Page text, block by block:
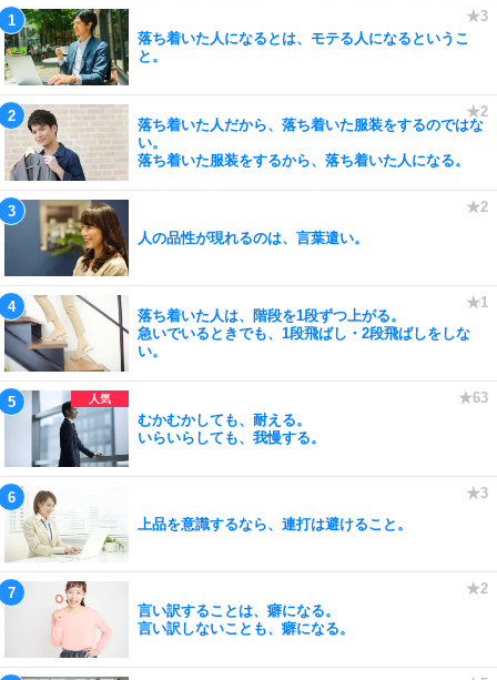
落ち着いた人になるとは、モテる人になるというこ
と。
落ち着いた人だから、落ち着いた服装をするのではな
い。
落ち着いた服装をするから、落ち着いた人になる。
人の品性が現れるのは、言葉遣い。
落ち着いた人は、階段を1段ずつ上がる。
急いでいるときでも、1段飛ばし・2段飛ばしをしな
い。
むかむかしても、耐える。
いらいらしても、我慢する。
上品を意識するなら、連打は避けること。
言い訳することは、癖になる。
言い訳しないことも、癖になる。